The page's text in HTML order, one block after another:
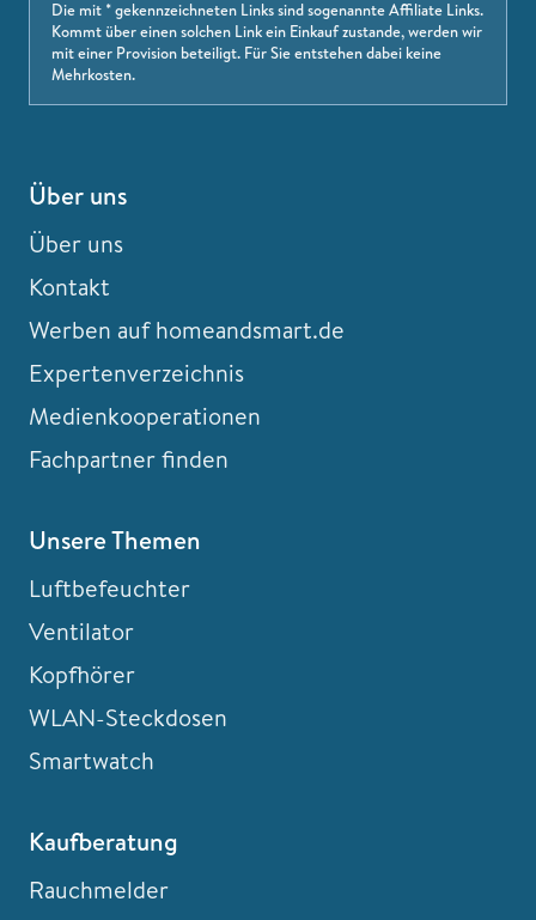
Die mit * gekennzeichneten Links sind sogenannte Affiliate Links.
Kommt über einen solchen Link ein Einkauf zustande, werden wir
mit einer Provision beteiligt. Für Sie entstehen dabei keine
Mehrkosten.
Über uns
Über uns
Kontakt
Werben auf homeandsmart.de
Expertenverzeichnis
Medienkooperationen
Fachpartner finden
Unsere Themen
Luftbefeuchter
Ventilator
Kopfhörer
WLAN-Steckdosen
Smartwatch
Kaufberatung
Rauchmelder